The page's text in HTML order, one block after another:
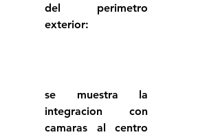
del perimetro
exterior:
se muestra la
integracion con
camaras al centro